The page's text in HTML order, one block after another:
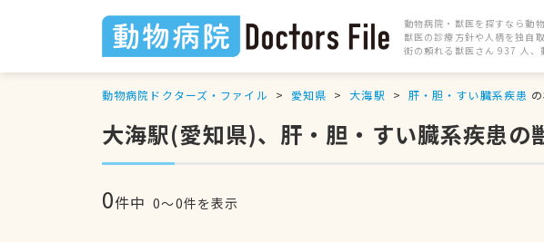
動物病院・獣医を探すなら動
獣医の診療方針や人柄を独自
街の頼れる獣医さん 937 人
動物病院ドクターズ・ファイル 愛知県 大海駅 肝・胆・すい臓系疾患
大海駅(愛知県)、肝・胆・すい臓系疾患の
0件中 0〜0件を表示